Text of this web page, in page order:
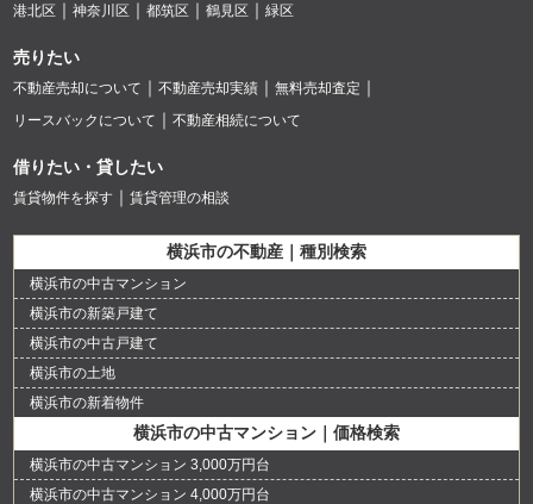
港北区 神奈川区 都筑区 鶴見区 緑区
売りたい
不動産売却について 不動産売却実績
無料売却査定
リースバックについて
不動産相続について
借りたい・貸したい
賃貸物件を探す 賃貸管理の相談
横浜市の不動産｜種別検索
横浜市の中古マンション
横浜市の新築戸建て
横浜市の中古戸建て
横浜市の土地
横浜市の新着物件
横浜市の中古マンション｜価格検索
横浜市の中古マンション 3,000万円台
横浜市の中古マンション 4,000万円台